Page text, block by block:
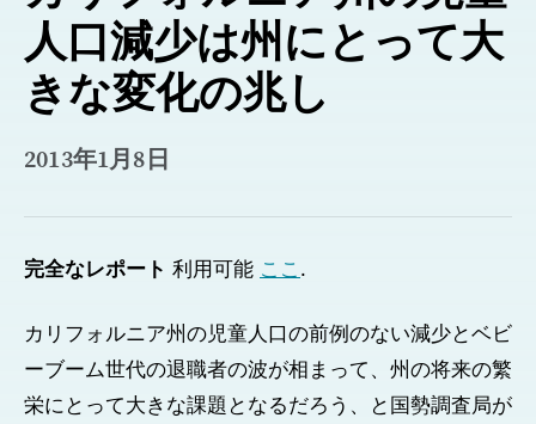
人口減少は州にとって大
きな変化の兆し
2013年1月8日
完全なレポート 利用可能 ここ .
カリフォルニア州の児童人口の前例のない減少とベビ
ーブーム世代の退職者の波が相まって、州の将来の繁
栄にとって大きな課題となるだろう、と国勢調査局が